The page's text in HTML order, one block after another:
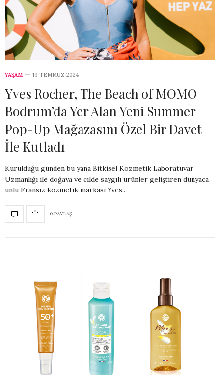
YAŞAM 19 TEMMUZ 2024
Yves Rocher, The Beach of MOMO
Bodrum’da Yer Alan Yeni Summer
Pop-Up Mağazasını Özel Bir Davet
İle Kutladı
Kurulduğu günden bu yana Bitkisel Kozmetik Laboratuvar
Uzmanlığı ile doğaya ve cilde saygılı ürünler geliştiren dünyaca
ünlü Fransız kozmetik markası Yves..
0 PAYLAŞ